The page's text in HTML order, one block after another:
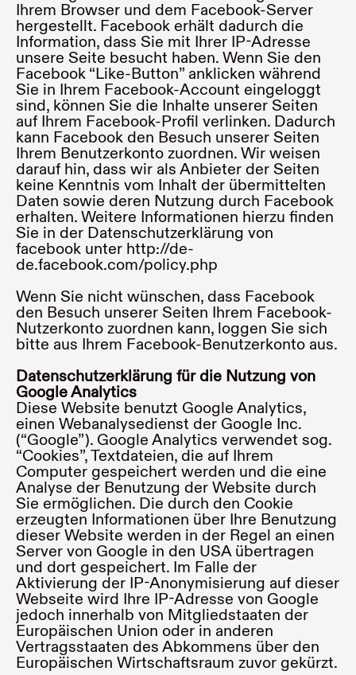
Ihrem Browser und dem Facebook-Server
hergestellt. Facebook erhält dadurch die
Information, dass Sie mit Ihrer IP-Adresse
unsere Seite besucht haben. Wenn Sie den
Facebook “Like-Button” anklicken während
Sie in Ihrem Facebook-Account eingeloggt
sind, können Sie die Inhalte unserer Seiten
auf Ihrem Facebook-Profil verlinken. Dadurch
kann Facebook den Besuch unserer Seiten
Ihrem Benutzerkonto zuordnen. Wir weisen
darauf hin, dass wir als Anbieter der Seiten
keine Kenntnis vom Inhalt der übermittelten
Daten sowie deren Nutzung durch Facebook
erhalten. Weitere Informationen hierzu finden
Sie in der Datenschutzerklärung von
facebook unter http://de-
de.facebook.com/policy.php
Wenn Sie nicht wünschen, dass Facebook
den Besuch unserer Seiten Ihrem Facebook-
Nutzerkonto zuordnen kann, loggen Sie sich
bitte aus Ihrem Facebook-Benutzerkonto aus.
Datenschutzerklärung für die Nutzung von
Google Analytics
Diese Website benutzt Google Analytics,
einen Webanalysedienst der Google Inc.
(“Google”). Google Analytics verwendet sog.
“Cookies”, Textdateien, die auf Ihrem
Computer gespeichert werden und die eine
Analyse der Benutzung der Website durch
Sie ermöglichen. Die durch den Cookie
erzeugten Informationen über Ihre Benutzung
dieser Website werden in der Regel an einen
Server von Google in den USA übertragen
und dort gespeichert. Im Falle der
Aktivierung der IP-Anonymisierung auf dieser
Webseite wird Ihre IP-Adresse von Google
jedoch innerhalb von Mitgliedstaaten der
Europäischen Union oder in anderen
Vertragsstaaten des Abkommens über den
Europäischen Wirtschaftsraum zuvor gekürzt.